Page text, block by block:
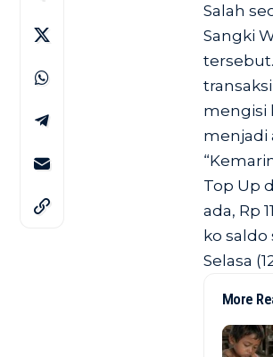
Salah
Sangki
mengisi
menjadi
Top Up
ada, Rp
ko saldo
Selasa
More